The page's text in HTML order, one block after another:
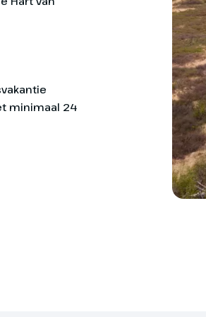
minimaal 24
ga je naar jouw hotel in
Gravenvoeren. Je wordt
koffie en vlaai en heeft de tijd
stad van Nederland te bekijken
te maken door de Voerstreek
Bij
kunt